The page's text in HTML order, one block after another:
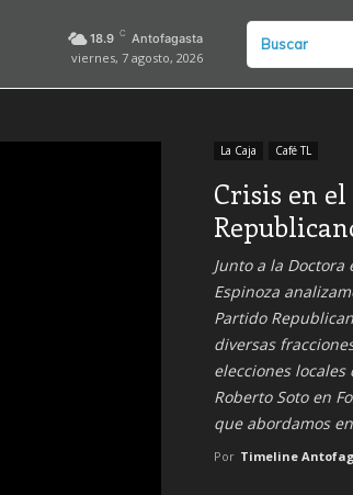
18.9 C Antofagasta
viernes, 7 agosto, 2026
Buscar
La Caja Café TL
Crisis en
Junto a la Doctora
Espinoza
Partido
diversas
elecciones
Roberto Soto en
que abordamos
Por Timeline